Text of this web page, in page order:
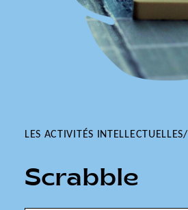
LES ACTIVITÉS INTELLECTUELLES/
Scrabble